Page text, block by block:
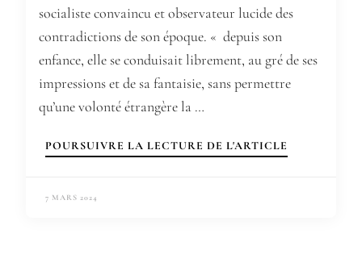
socialiste convaincu et observateur lucide des
contradictions de son époque. « depuis son
enfance, elle se conduisait librement, au gré de ses
impressions et de sa fantaisie, sans permettre
qu’une volonté étrangère la …
POURSUIVRE LA LECTURE DE L'ARTICLE
7 MARS 2024